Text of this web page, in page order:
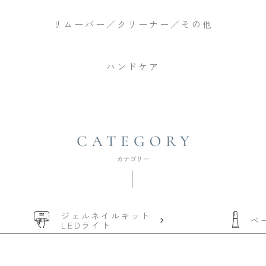
リムーバー／クリーナー／その他
ハンドケア
ジェルネイルキット
LEDライト
ベ